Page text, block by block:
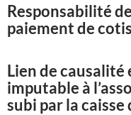
Responsabilité
paiement de
Lien de
imputable à
subi par la